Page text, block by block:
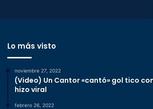
Lo más visto
noviembre 27, 2022
(Video) Un Cantor «cantó» gol tico
hizo viral
febrero 26, 2022